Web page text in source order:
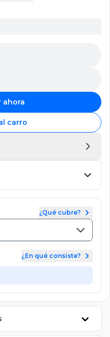
ahora
carro
¿Qué cubre?
¿En qué consiste?